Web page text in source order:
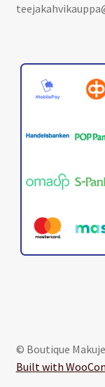
© Boutique
Built with